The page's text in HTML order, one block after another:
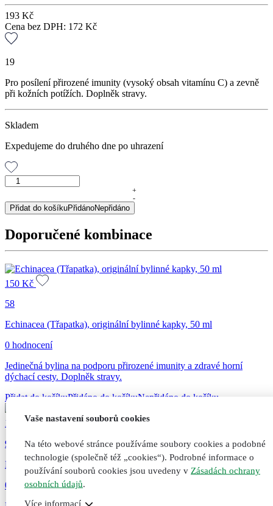
Hodnoceno
1
193 Kč
Cena bez DPH: 172 Kč
19
Pro posílení přirozené imunity (vysoký obsah vitamínu C) a zevně
při kožních potížích. Doplněk stravy.
Skladem
Expedujeme do druhého dne po uhrazení
GREPAVIT®
grep
extrakt
jader,
množství
+
-
Přidat do košíkuPřidánoNepřidáno
Doporučené kombinace
150 Kč
58
Echinacea (Třapatka), originální bylinné kapky, 50 ml
0 hodnocení
Jedinečná bylina na podporu přirozené imunity a zdravé horní
dýchací cesty. Doplněk stravy.
Přidat do košíkuPřidáno do košíkuNepřidáno do košíku
160
Kč
95
Masážní prsní balzám pro dospělé, 50 ml
0 hodnocení
Vaše nastavení souborů cookies
Na této webové stránce používáme soubory cookies a podobné
technologie (společně též „cookies“). Podrobné informace o
používání souborů cookies jsou uvedeny v Zásadách ochrany
osobních údajů
Více informací